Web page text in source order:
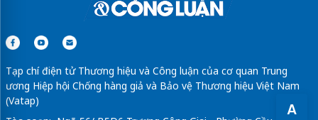
A
Tạp chí điện tử Thương hiệu và Công luận của cơ quan Trung
ương Hiệp hội Chống hàng giả và Bảo vệ Thương hiệu Việt Nam
(Vatap)